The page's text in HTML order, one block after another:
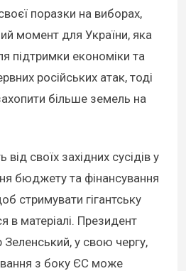
поразки на виборах,
момент для України, яка
підтримки економіки та
російських атак, тоді
більше земель на
своїх західних сусідів у
бюджету та фінансування
стримувати гігантську
в матеріалі. Президент
у свою чергу,
з боку ЄС може